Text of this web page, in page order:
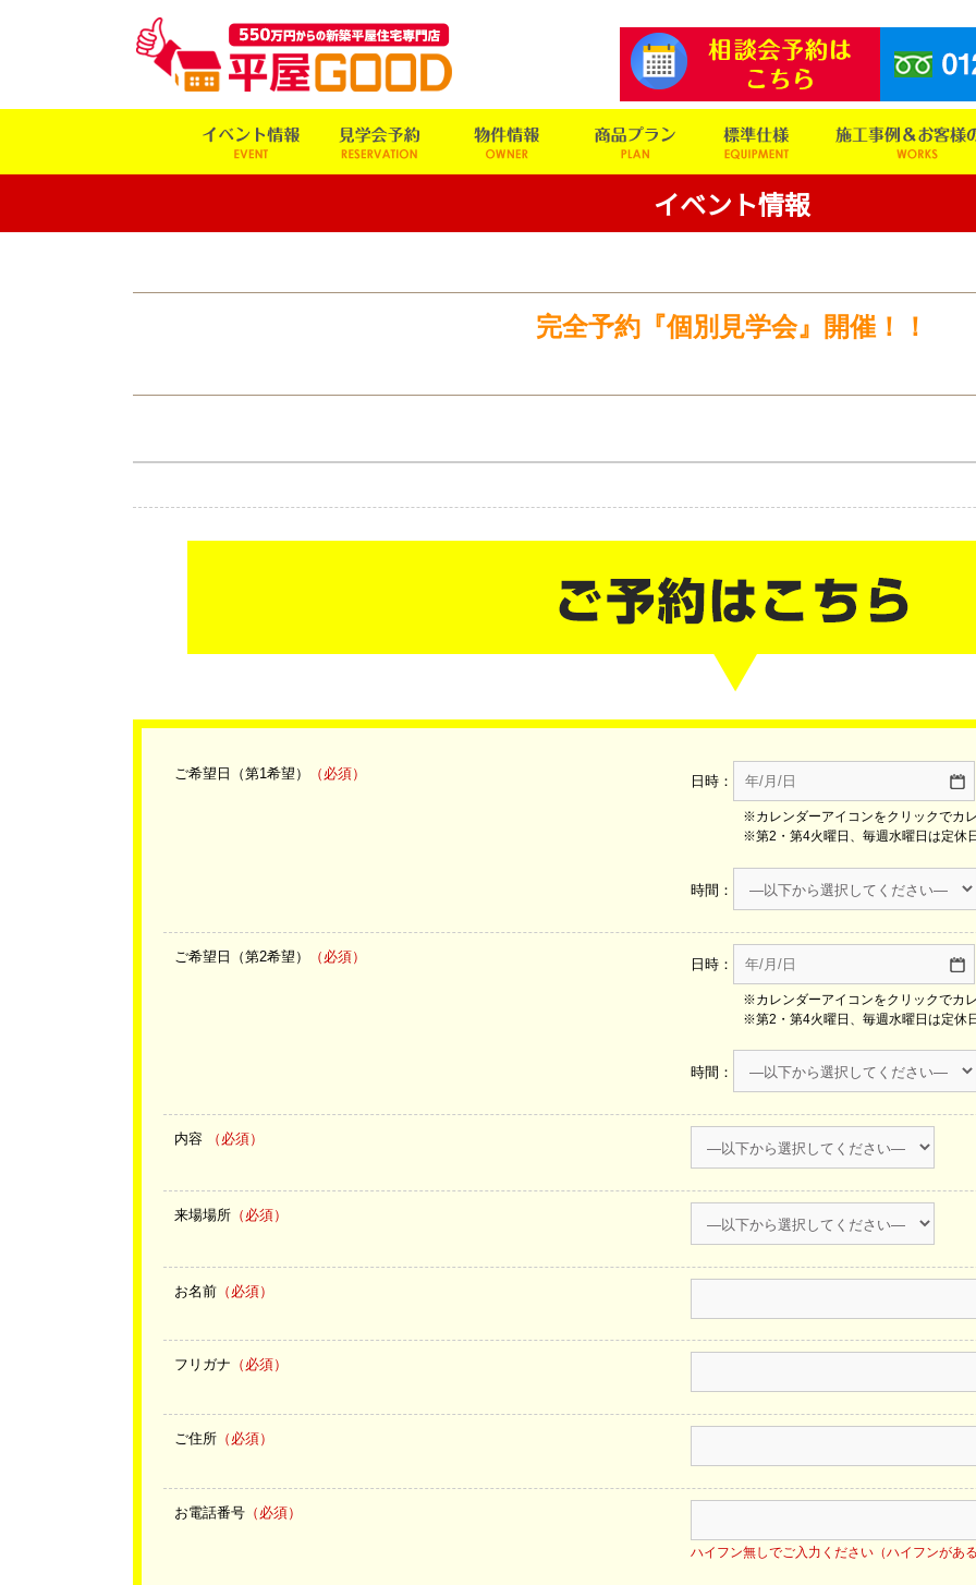
イベント情報
完全予約『個別見学会』開催！！
ご希望日（第1希望） （必須） 日時：
※カレンダーアイコンをクリックでカ
※第2・第4火曜日、毎週水曜日は定休日
時間：
ご希望日（第2希望） （必須） 日時：
※カレンダーアイコンをクリックでカ
※第2・第4火曜日、毎週水曜日は定休
時間：
内容 （必須）
来場場所 （必須）
お名前 （必須）
フリガナ （必須）
ご住所 （必須）
お電話番号 （必須）
ハイフン無しでご入力ください（ハイフンがあ